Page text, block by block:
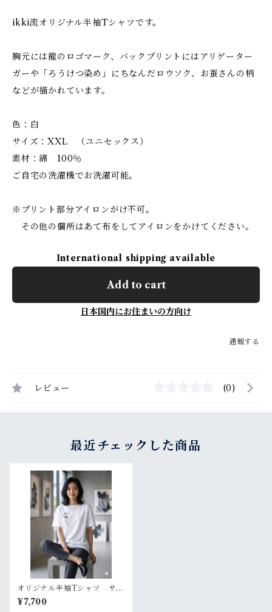
ikki流オリジナル半袖Tシャツです。
胸元には龍のロゴマーク、バックプリントにはアリゲーター
ガーや「ろうけつ染め」にちなんだロウソク、お蚕さんの柄
などが描かれています。
色：白
サイズ：XXL （ユニセックス）
素材：綿 100％
ご自宅の洗濯機でお洗濯可能。
※プリント部分アイロンがけ不可。
その他の個所はあて布をしてアイロンをかけてください。
International shipping available
Add to cart
日本国内にお住まいの方向け
通報する
レビュー (0)
最近チェックした商品
オリジナル半袖Tシャツ サイ
ズXXL【ikki流デザイン ユ
ニセックス 白】
¥7,700